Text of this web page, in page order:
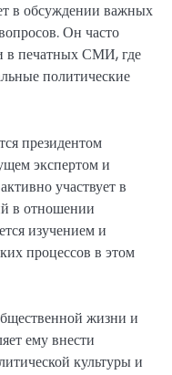
в обсуждении важных
Он часто
в печатных СМИ, где
политические
президентом
экспертом и
участвует в
в отношении
изучением и
процессов в этом
жизни и
ему внести
культуры и